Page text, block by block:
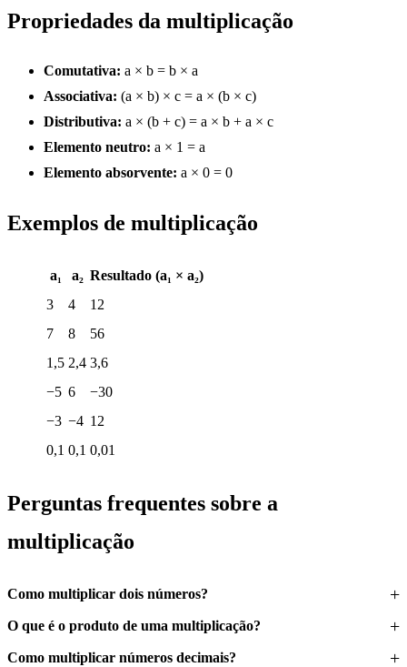
Propriedades da multiplicação
Comutativa: a × b = b × a
Associativa: (a × b) × c = a × (b × c)
Distributiva: a × (b + c) = a × b + a × c
Elemento neutro: a × 1 = a
Elemento absorvente: a × 0 = 0
Exemplos de multiplicação
a₁ a₂ Resultado (a₁ × a₂)
3
4
12
7
8
56
1,5 2,4 3,6
−5 6
−30
−3 −4 12
0,1 0,1 0,01
Perguntas frequentes sobre a
multiplicação
Como multiplicar dois números?
O que é o produto de uma multiplicação?
Como multiplicar números decimais?